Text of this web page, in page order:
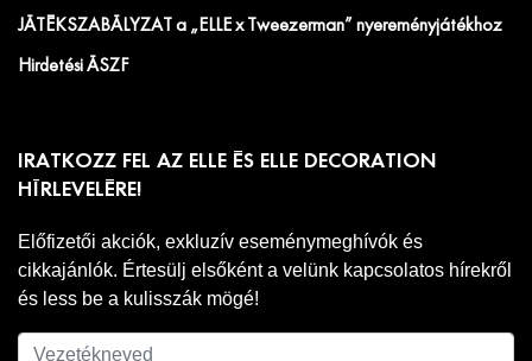
JÁTÉKSZABÁLYZAT a „ELLE x Tweezerman” nyereményjátékhoz
Hirdetési ÁSZF
IRATKOZZ FEL AZ ELLE ÉS ELLE DECORATION
HÍRLEVELÉRE!
Előfizetői akciók, exkluzív eseménymeghívók és
cikkajánlók. Értesülj elsőként a velünk kapcsolatos hírekről
és less be a kulisszák mögé!